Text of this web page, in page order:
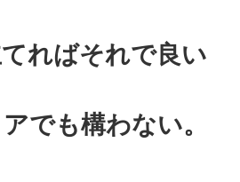
ればそれで良い
でも構わない。